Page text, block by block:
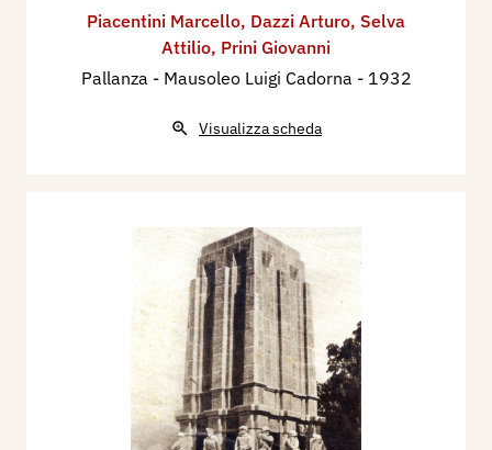
Piacentini Marcello, Dazzi Arturo, Selva
Attilio, Prini Giovanni
Pallanza - Mausoleo Luigi Cadorna - 1932
Visualizza scheda